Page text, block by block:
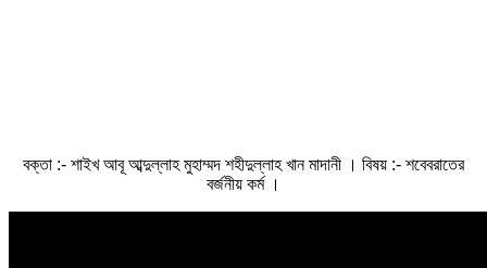
বক্তা :- শাইখ আবূ আব্দুল্লাহ মুহাম্মদ শহীদুল্লাহ খান মাদানী । বিষয় :- শবেবরাতের
বর্জনীয় কর্ম ।